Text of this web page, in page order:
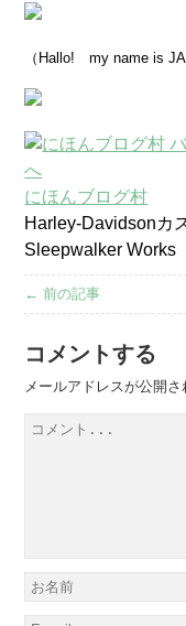
（Hallo! my name is
にほんブログ村
Harley-Davidsonカ
Sleepwalker Works
← 前の記事
コメントする
メールアドレスが公開さ